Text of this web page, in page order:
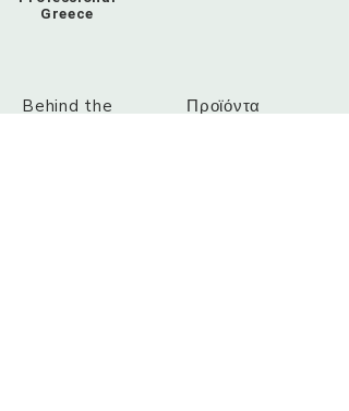
Greece
Behind the
Προϊόντα